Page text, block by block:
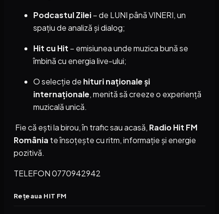
Podcastul Zilei– de LUNI până VINERI, un
spațiu de analiză și dialog;
Hit cu Hit – emisiunea unde muzica bună se
îmbină cu energia live-ului;
O selecție de hituri naționale și
internaționale, menită să creeze o experiență
muzicală unică.
Fie că ești la birou, în trafic sau acasă, Radio Hit FM
România te însoțește cu ritm, informație și energie
pozitivă.
TELEFON 0770942942
Rețeaua HIT FM